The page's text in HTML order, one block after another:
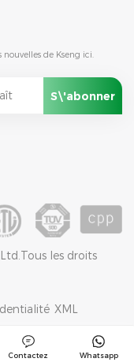
de Kseng ici.
les droits
XML
Whatsapp
Contactez